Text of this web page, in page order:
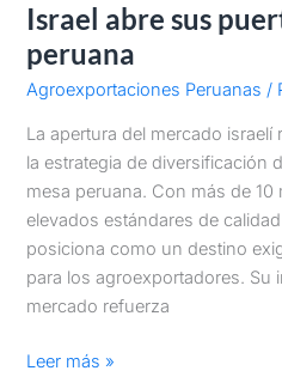
Israel abre sus
peruana
Agroexportaciones Peruanas /
La apertura del mercado
la estrategia de diversificación
mesa peruana. Con más de
elevados estándares de
posiciona como un destino
para los agroexportadores.
mercado refuerza
Leer más »